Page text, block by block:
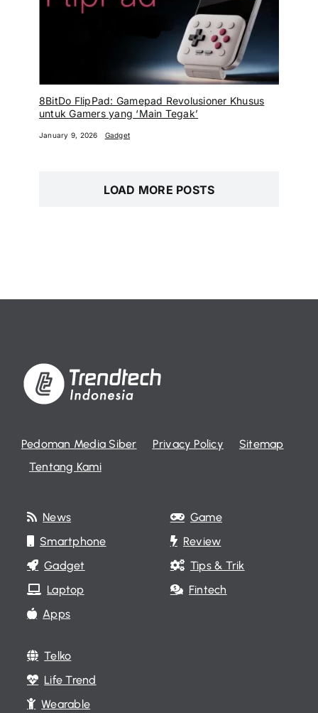
8BitDo FlipPad: Gamepad Revolusioner Khusus
untuk Gamers yang ‘Main Tegak’
January 9, 2026 Gadget
LOAD MORE POSTS
Pedoman Media Siber Privacy Policy
Sitemap
Tentang Kami
News
Smartphone
Gadget
Laptop
Apps
Game
Review
Tips & Trik
Fintech
Telko
Life Trend
Wearable